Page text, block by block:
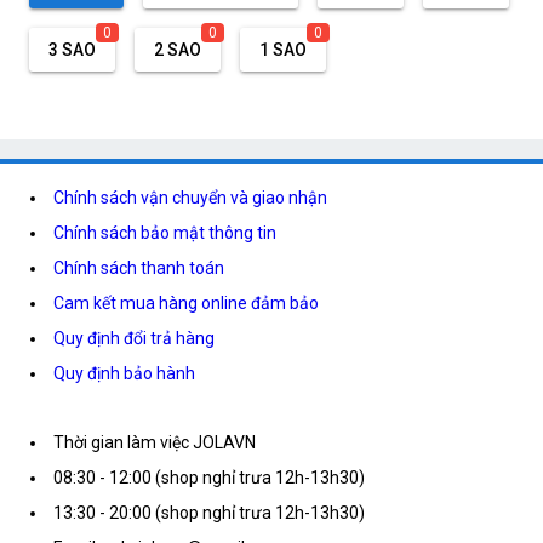
3 SAO
0
2 SAO
0
1 SAO
0
Chính sách vận chuyển và giao nhận
Chính sách bảo mật thông tin
Chính sách thanh toán
Cam kết mua hàng online đảm bảo
Quy định đổi trả hàng
Quy định bảo hành
Thời gian làm việc JOLAVN
08:30 - 12:00 (shop nghỉ trưa 12h-13h30)
13:30 - 20:00 (shop nghỉ trưa 12h-13h30)